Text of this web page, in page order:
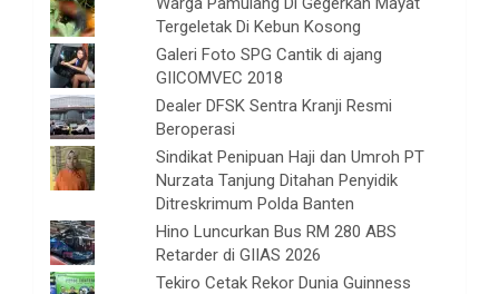
Tergeletak Di Kebun Kosong
Galeri Foto SPG Cantik di ajang
GIICOMVEC 2018
Dealer DFSK Sentra Kranji Resmi
Beroperasi
Sindikat Penipuan Haji dan Umroh PT
Nurzata Tanjung Ditahan Penyidik
Ditreskrimum Polda Banten
Hino Luncurkan Bus RM 280 ABS
Retarder di GIIAS 2026
Tekiro Cetak Rekor Dunia Guinness